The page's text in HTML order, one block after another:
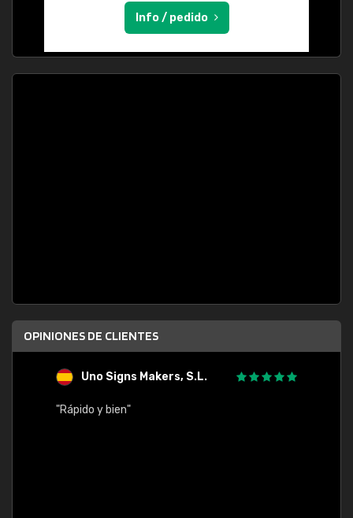
Info / pedido
OPINIONES DE CLIENTES
Uno Signs Makers, S.L.
"Rápido y bien"